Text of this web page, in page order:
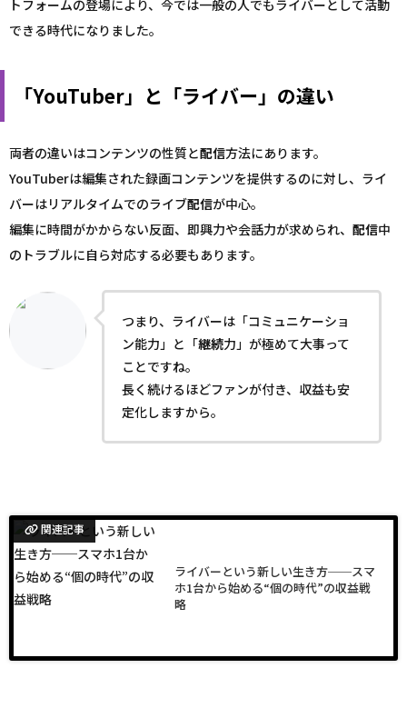
トフォームの登場により、今では一般の人でもライバーとして活動
できる時代になりました。
「YouTuber」と「ライバー」の違い
両者の違いはコンテンツの性質と配信方法にあります。
YouTuberは編集された録画コンテンツを提供するのに対し、ライ
バーはリアルタイムでのライブ配信が中心。
編集に時間がかからない反面、即興力や会話力が求められ、 配信中
のトラブルに自ら対応する必要もあります。
つまり、ライバーは「コミュニケーショ
ン能力」と「継続力」が極めて大事って
ことですね。
長く続けるほどファンが付き、収益も安
定化しますから。
関連記事
ライバーという新しい生き方──スマ
ホ1台から始める“個の時代”の収益戦
略